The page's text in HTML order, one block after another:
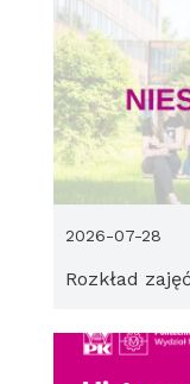
Rozkład
2026-07-28